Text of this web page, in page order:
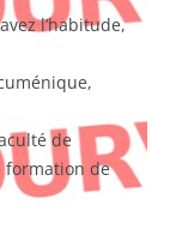
l’habitude,
de
formation de